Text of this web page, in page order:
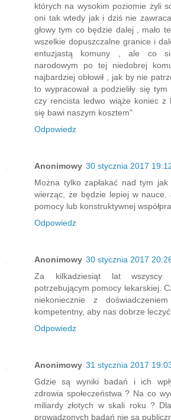
których na wysokim poziomie żyli
oni tak wtedy jak i dziś nie
głowy tym co będzie dalej , mało
wszelkie dopuszczalne granice i
entuzjastą komuny , ale co
narodowym po tej niedobrej
najbardziej obłowił , jak by nie
to wypracował a podzieliły się
czy rencista ledwo wiąże koniec z
się bawi naszym kosztem"
Odpowiedz
Anonimowy 30 stycznia 2017
Można tylko zapłakać nad tym jak
wierząc, że będzie lepiej w
pomocy lub konstruktywnej
Odpowiedz
Anonimowy 30 stycznia 2017
Za kilkadziesiąt lat wszyscy
potrzebującym pomocy lekarskiej.
niekoniecznie z
kompetentny, aby nas dobrze
Odpowiedz
Anonimowy 31 stycznia 2017
Gdzie są wyniki badań i ich
zdrowia społeczeństwa ? Na co
miliardy złotych w skali roku ?
prowadzonych badań nie są